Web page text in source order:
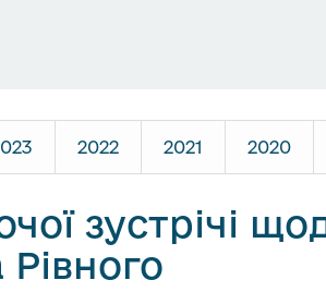
2022 2021 2020
зустрічі
Рівного